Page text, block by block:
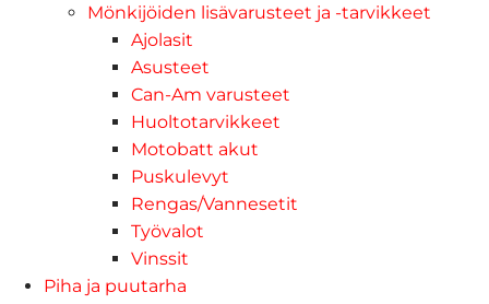
Mönkijöiden lisävarusteet ja -tarvikkeet
Ajolasit
Asusteet
Can-Am varusteet
Huoltotarvikkeet
Motobatt akut
Puskulevyt
Rengas/Vannesetit
Työvalot
Vinssit
Piha ja puutarha